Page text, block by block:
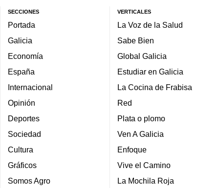
SECCIONES
Portada
Galicia
Economía
España
Internacional
Opinión
Deportes
Sociedad
Cultura
Gráficos
Somos Agro
VERTICALES
La Voz de la Salud
Sabe Bien
Global Galicia
Estudiar en Galicia
La Cocina de Frabisa
Red
Plata o plomo
Ven A Galicia
Enfoque
Vive el Camino
La Mochila Roja